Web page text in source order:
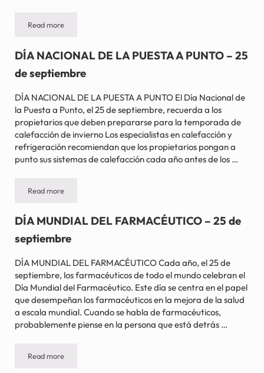
Read moreDÍA MUNDIAL DE LOS SUEÑOS – 25 de septiembre
DÍA NACIONAL DE LA PUESTA A PUNTO – 25
de septiembre
DÍA NACIONAL DE LA PUESTA A PUNTO El Día Nacional de
la Puesta a Punto, el 25 de septiembre, recuerda a los
propietarios que deben prepararse para la temporada de
calefacción de invierno Los especialistas en calefacción y
refrigeración recomiendan que los propietarios pongan a
punto sus sistemas de calefacción cada año antes de los …
Read moreDÍA NACIONAL DE LA PUESTA A PUNTO – 25 de septiembre
DÍA MUNDIAL DEL FARMACÉUTICO – 25 de
septiembre
DÍA MUNDIAL DEL FARMACÉUTICO Cada año, el 25 de
septiembre, los farmacéuticos de todo el mundo celebran el
Día Mundial del Farmacéutico. Este día se centra en el papel
que desempeñan los farmacéuticos en la mejora de la salud
a escala mundial. Cuando se habla de farmacéuticos,
probablemente piense en la persona que está detrás …
Read moreDÍA MUNDIAL DEL FARMACÉUTICO – 25 de septiembre